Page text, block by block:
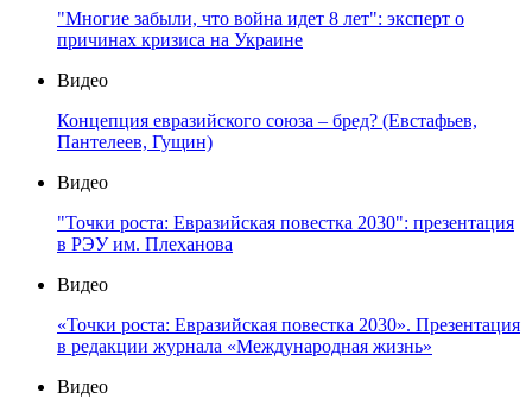
"Многие забыли, что война идет 8 лет": эксперт о
причинах кризиса на Украине
Видео
Концепция евразийского союза – бред? (Евстафьев,
Пантелеев, Гущин)
Видео
"Точки роста: Евразийская повестка 2030": презентация
в РЭУ им. Плеханова
Видео
«Точки роста: Евразийская повестка 2030». Презентация
в редакции журнала «Международная жизнь»
Видео